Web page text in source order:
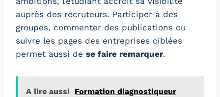
auprès des recruteurs. Participer à des
groupes, commenter des publications ou
suivre les pages des entreprises ciblées
permet aussi de se faire remarquer.
A lire aussi
Formation diagnostiqueur